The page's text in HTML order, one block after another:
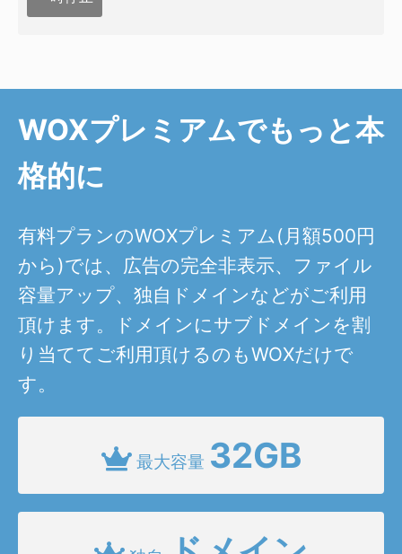
WOXプレミアムでもっと本
格的に
有料プランのWOXプレミアム(月額500円
から)では、広告の完全非表示、ファイル
容量アップ、独自ドメインなどがご利用
頂けます。ドメインにサブドメインを割
り当ててご利用頂けるのもWOXだけで
す。
最大容量 32GB